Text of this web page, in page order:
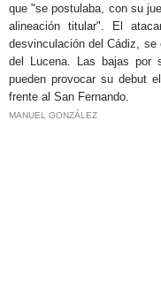
que "se postulaba, con su
alineación titular". El
desvinculación del Cádiz,
del Lucena. Las bajas por
pueden provocar su debut
frente al San Fernando.
MANUEL GONZÁLEZ